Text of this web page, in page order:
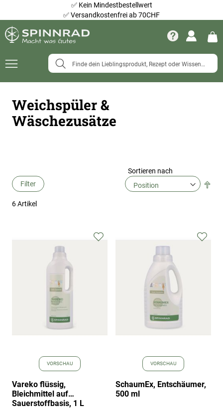
✅ Kein Mindestbestellwert
✅Versandkostenfrei ab 70CHF
Navigation
Weichspüler &
Wäschezusätze
Filter
6Artikel
Sortieren nach
VORSCHAU
Vareko flüssig,
Bleichmittel auf
Sauerstoffbasis, 1 L
Zur
VORSCHAU
SchaumEx, Entschäumer,
500 ml
Zur